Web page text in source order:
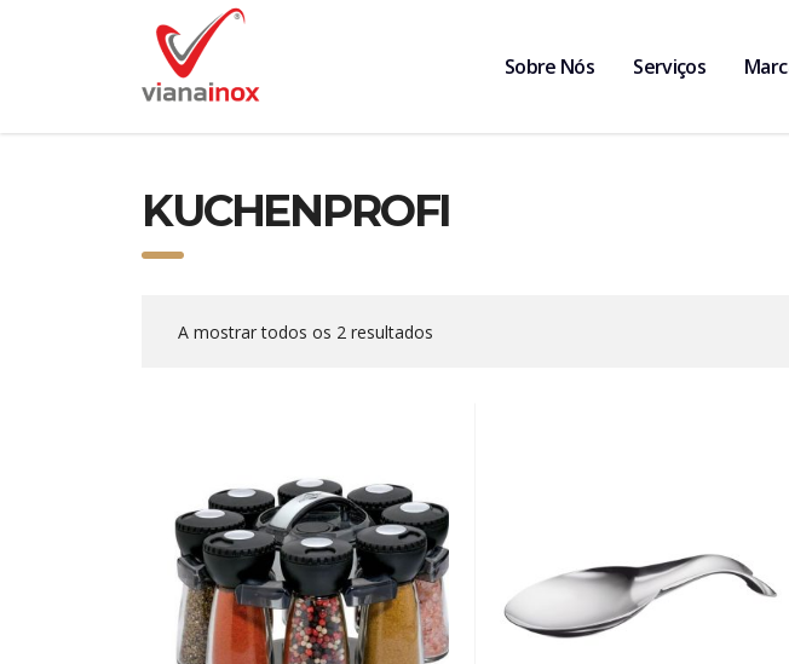
Sobre Nós Serviços
KUCHENPROFI
A mostrar todos os 2 resultados